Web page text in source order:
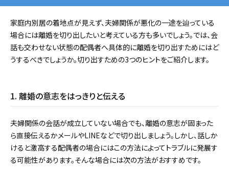
家庭内別居の着地点が見えず、夫婦関係が悪化の一途を辿っている
場合には離婚を切り出したいと考えている方も多いでしょう。では、会
話も交わせない状態の配偶者へ具体的に離婚を切り出すためにはど
うするべきでしょうか。切り出すための3つのヒントをご紹介します。
1. 離婚の意志をはっきりと伝える
夫婦関係の会話が成立していない場合でも、離婚の意志が固まった
ら直接伝えるかメールやLINEなどで切り出しましょう。しかし、話しか
けると激高する配偶者の場合にはこの方法によってトラブルに発展す
る可能性があります。そんな場合には次の方法がおすすめです。